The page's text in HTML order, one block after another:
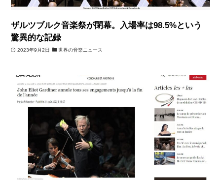
ザルツブルク音楽祭が閉幕。入場率は98.5%という
驚異的な記録
2023年9月2日 世界の音楽ニュース